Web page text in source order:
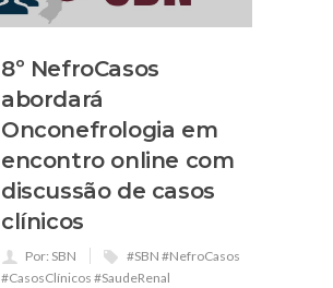
8º NefroCasos
abordará
Onconefrologia em
encontro online com
discussão de casos
clínicos
Por: SBN
#SBN #NefroCasos
#CasosClínicos #SaudeRenal